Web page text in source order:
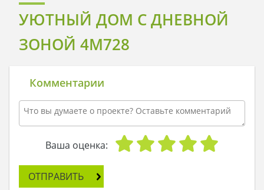
УЮТНЫЙ ДОМ С ДНЕВНОЙ
ЗОНОЙ 4M728
Комментарии
Ваша оценка:
ОТПРАВИТЬ